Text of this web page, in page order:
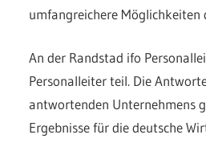
umfangreichere
An der Randstad ifo
Personalleiter teil. Die
antwortenden Unternehmens
Ergebnisse für die deutsche